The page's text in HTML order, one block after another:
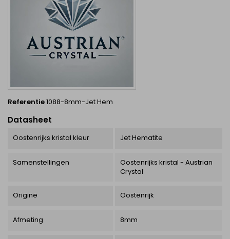
Referentie1088-8mm-Jet Hem
Datasheet
Oostenrijks kristal kleur Jet Hematite
Samenstellingen
Oostenrijks kristal - Austrian
Crystal
Origine Oostenrijk
Afmeting 8mm